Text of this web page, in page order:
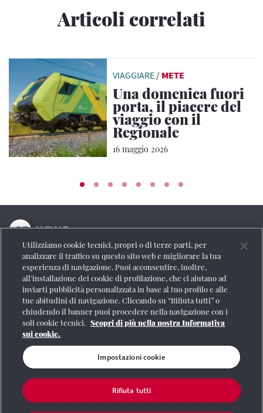
Articoli correlati
VIAGGIARE / METE
Una domenica fuori
porta, il piacere del
viaggio con il
Regionale
16 maggio 2026
La testata online del Gruppo FS Italiane
Social
Se vuoi contattarci o avere altre informazioni
CONTATTI
Registrazione Tribunale di Roma n° 204/2009
Aut. SIAE 1312/I/1382-Lic.
Società Consortile Fonografici 577/08|© Gruppo FS Italiane 2020|Mappa del
Utilizziamo cookie tecnici, propri o di terze parti, per
analizzare il traffico su questo sito web e migliorare la tua
esperienza di navigazione. Puoi acconsentire, inoltre,
all’installazione dei cookie di profilazione, che ci aiutano ad
inviarti pubblicità personalizzata in base al tuo profilo e alle
tue abitudini di navigazione. Cliccando su “Rifiuta tutti” o
chiudendo il banner puoi procedere nella navigazione con i
soli cookie tecnici. Scopri di più nella nostra Informativa
sui cookie.
Impostazioni cookie
Rifiuta tutti